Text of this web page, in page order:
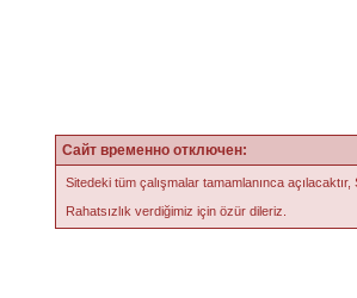
Сайт временно отключен:
Sitedeki tüm çalışmalar tamamlanınca
Rahatsızlık verdiğimiz için özür dileriz.